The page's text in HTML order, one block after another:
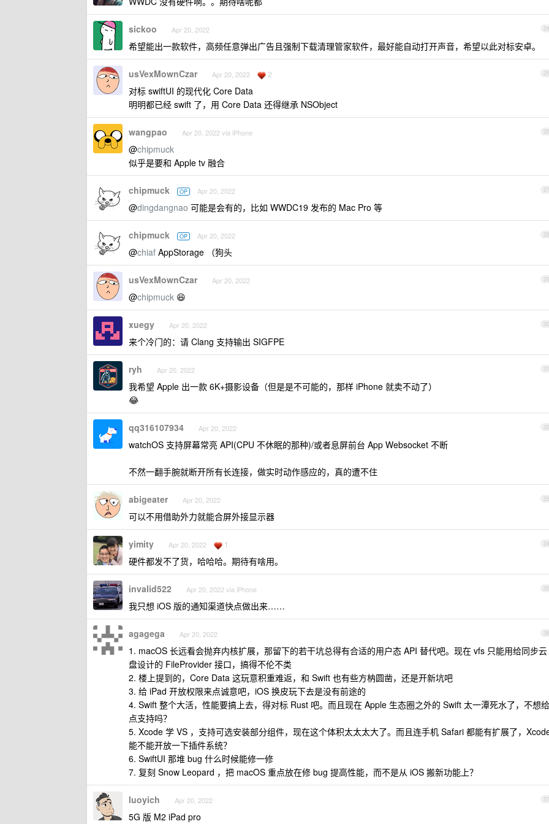
24
sickoo Apr 20, 2022
希望能出一款软件，高频任意弹出广告且强制下载清理管家软件，最好能自动打开声音，希望以此对标安卓。
25
usVexMownCzar Apr 20, 2022 2
对标 swiftUI 的现代化 Core Data
明明都已经 swift 了，用 Core Data 还得继承 NSObject
26
wangpao Apr 20, 2022 via iPhone
@chipmuck
似乎是要和 Apple tv 融合
27
chipmuck OP Apr 20, 2022
@dingdangnao 可能是会有的，比如 WWDC19 发布的 Mac Pro 等
28
chipmuck OP Apr 20, 2022
@chiaf AppStorage （狗头
29
usVexMownCzar Apr 20, 2022
@chipmuck 😆
30
xuegy Apr 20, 2022
来个冷门的：请 Clang 支持输出 SIGFPE
31
ryh Apr 20, 2022
我希望 Apple 出一款 6K+摄影设备（但是是不可能的，那样 iPhone 就卖不动了）
😂
32
qq316107934 Apr 20, 2022
watchOS 支持屏幕常亮 API(CPU 不休眠的那种)/或者息屏前台 App Websocket 不断
不然一翻手腕就断开所有长连接，做实时动作感应的，真的遭不住
33
abigeater Apr 20, 2022
可以不用借助外力就能合屏外接显示器
34
yimity Apr 20, 2022 1
硬件都发不了货，哈哈哈。期待有啥用。
35
invalid522 Apr 20, 2022 via iPhone
我只想 iOS 版的通知渠道快点做出来……
36
agagega Apr 20, 2022
1. macOS 长远看会抛弃内核扩展，那留下的若干坑总得有合适的用户态 API 替代吧。现在 vfs 只能用给同步云
盘设计的 FileProvider 接口，搞得不伦不类
2. 楼上提到的，Core Data 这玩意积重难返，和 Swift 也有些方枘圆凿，还是开新坑吧
3. 给 iPad 开放权限来点诚意吧，iOS 换皮玩下去是没有前途的
4. Swift 整个大活，性能要搞上去，得对标 Rust 吧。而且现在 Apple 生态圈之外的 Swift 太一潭死水了，不想给
点支持吗？
5. Xcode 学 VS ，支持可选安装部分组件，现在这个体积太太太大了。而且连手机 Safari 都能有扩展了，
能不能开放一下插件系统？
6. SwiftUI 那堆 bug 什么时候能修一修
7. 复刻 Snow Leopard ，把 macOS 重点放在修 bug 提高性能，而不是从 iOS 搬新功能上？
37
luoyich Apr 20, 2022
5G 版 M2 iPad pro